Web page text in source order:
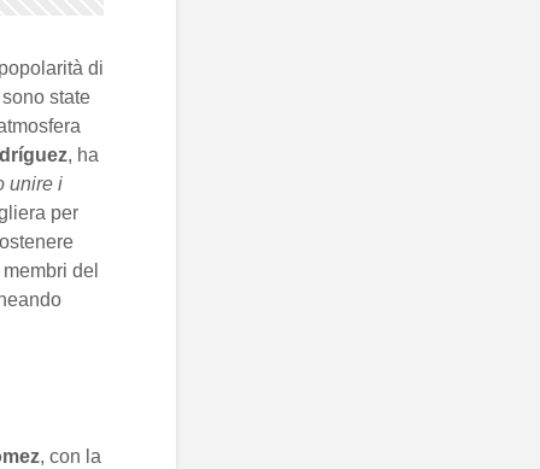
di
state
, ha
unire i
per
del
, con la